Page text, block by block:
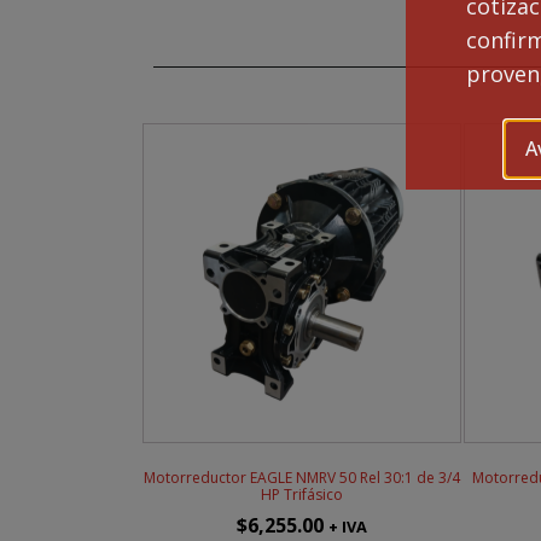
50
3/4
HP
Motorreductor EAGLE NMRV 50 Rel 30:1 de 3/4
HP Trifásico
$6,255.00 + IVA